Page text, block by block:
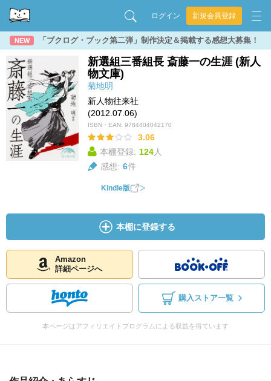
ログイン 新規会員登録
NEW 「ブクログ・ブック第二弾」制作決定＆掲載する感想大募集！
新選組三番組長 斎藤一の生涯 (新人
物文庫)
菊地明
新人物往来社
(2012.07.06)
ISBN・EAN: 9784404042170
3.06
本棚登録: 124人
感想: 6件
Kindle版
本棚に登録する
Amazon
詳細ページへ
購入ストア一覧
本ページはアフィリエイトプログラムによる収益を得ています